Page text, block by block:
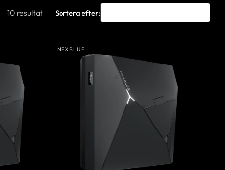
10 resultat Sortera efter:
Delta
Storbritannien)
Leverantör:
NEXBLUE